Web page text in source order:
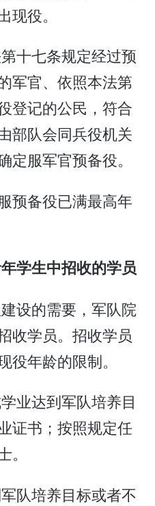
役。
十七条规定经过预
军官、依照本法第
登记的公民，符合
部队会同兵役机关
定服军官预备役。
预备役已满最高年
学生中招收的学员
设的需要，军队院
收学员。招收学员
役年龄的限制。
业达到军队培养目
证书；按照规定任
队培养目标或者不